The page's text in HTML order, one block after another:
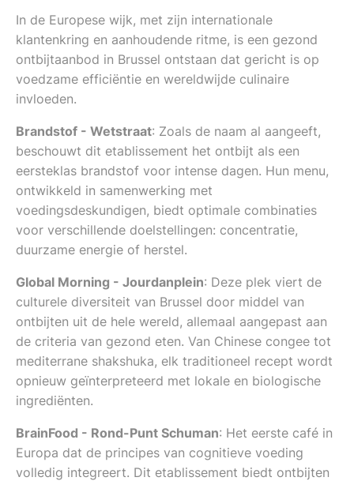
In de Europese wijk, met zijn internationale
klantenkring en aanhoudende ritme, is een gezond
ontbijtaanbod in Brussel ontstaan dat gericht is op
voedzame efficiëntie en wereldwijde culinaire
invloeden.
Brandstof - Wetstraat: Zoals de naam al aangeeft,
beschouwt dit etablissement het ontbijt als een
eersteklas brandstof voor intense dagen. Hun menu,
ontwikkeld in samenwerking met
voedingsdeskundigen, biedt optimale combinaties
voor verschillende doelstellingen: concentratie,
duurzame energie of herstel.
Global Morning - Jourdanplein: Deze plek viert de
culturele diversiteit van Brussel door middel van
ontbijten uit de hele wereld, allemaal aangepast aan
de criteria van gezond eten. Van Chinese congee tot
mediterrane shakshuka, elk traditioneel recept wordt
opnieuw geïnterpreteerd met lokale en biologische
ingrediënten.
BrainFood - Rond-Punt Schuman: Het eerste café in
Europa dat de principes van cognitieve voeding
volledig integreert. Dit etablissement biedt ontbijten